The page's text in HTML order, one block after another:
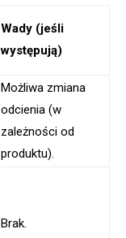
Wady (jeśli
występują)
Możliwa zmiana
odcienia (w
zależności od
produktu).
Brak.